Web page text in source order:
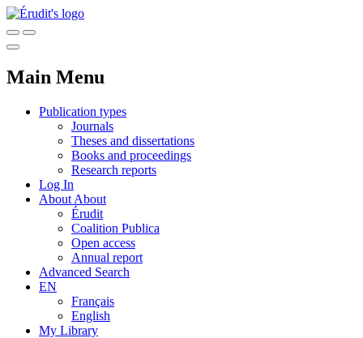
Main Menu
Publication types
Journals
Theses and dissertations
Books and proceedings
Research reports
Log In
About About
Érudit
Coalition Publica
Open access
Annual report
Advanced Search
EN
Français
English
My Library